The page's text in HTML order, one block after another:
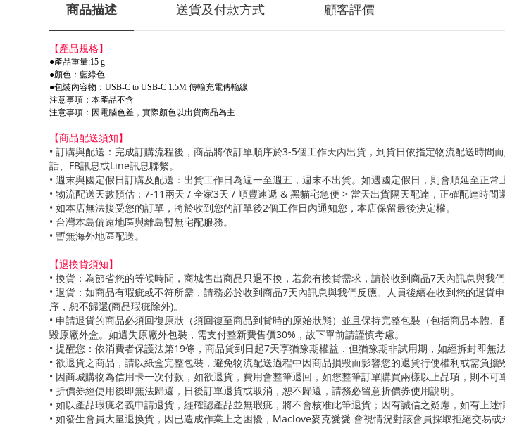
商品描述 送貨及付款方式 顧客評價
【產品規格】
●產品重量:15 g
●顏色：藍綠色
●包裝內容物：USB-C to USB-C 1.5M 傳輸充電傳輸線
注意事項：本產品不含
注意事項：因電腦色差，實際顏色以出貨商品為主
【商品配送須知】
• 訂購與配送：完成訂購流程後，商品將依訂單順序於3-5個工作天內出貨，到貨日依指定物流配送時
話、FB訊息或Line訊息聯繫。
• 週末與國定假日訂購及配送：出貨工作日為週一至週五，週末不出貨。如遇國定假日，則會順延至正常
• 物流配送天數預估：7-11兩天 / 全家3天 / 順豐速遞 & 黑貓宅急便 > 當天出貨隔天配達，正確配達時間
• 如本店無法接受您的訂單，將於收到您的訂單後2個工作日內通知您，本店保留最後決定權。
• 台灣本島偏遠地區與離島暫無宅配服務。
• 暫無海外地區配送。
【退換貨須知】
• 換貨：為節省您的等候時間，商城售出商品只退不換，若您有換貨需求，請於收到商品7天內訊息與我們
• 退貨：如商品有瑕疵或不符所需，請務必於收到商品7天內訊息與我們反應。人員後續在收到您的退
序，恕不歸還(商品瑕疵除外)。
• 申請退貨的商品必須回復原狀（須回復至商品到貨時的原始狀態）並且保持完整包裝（包括商品本體
毀原廠外盒。如遺失原廠外包裝，需支付整新費售價30%，故下單前請謹慎考慮。
• 提醒您：依消費者保護法第19條，商品貨到日起7天享猶豫期權益．但猶豫期非試用期，如經拆封即無法
• 欲退貨之商品，請以紙盒完整包裝，避免物流配送過程中因商品損毀而影響您的退貨行使權利或需負擔
• 因商城購物為信用卡一次付款，如欲退貨，費用會整筆退回，如您整筆訂單購買兩樣以上品項，則不可
• 折價券經使用後即無法歸還，日後訂單退貨或取消，恕不歸還，請務必留意折價券使用說明。
• 如以產品瑕疵名義申請退貨，經確認產品並無瑕疵，將不會核准此筆退貨；因有誠信之疑慮，如有上
• 如發生會員大量退換貨，因已造成作業上之困擾，Maclove麥克愛愛 會視情況對該會員採取拒絕交易或